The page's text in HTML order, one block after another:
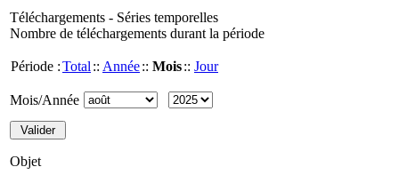
Téléchargements - Séries temporelles
Nombre de téléchargements durant la période
Période :Total :: Année:: Mois:: Jour
Mois/Année
Objet